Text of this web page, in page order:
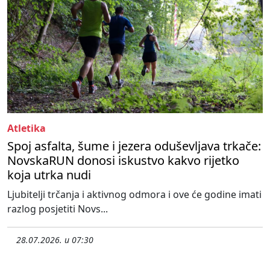
Atletika
Spoj asfalta, šume i jezera oduševljava trkače:
NovskaRUN donosi iskustvo kakvo rijetko
koja utrka nudi
Ljubitelji trčanja i aktivnog odmora i ove će godine imati
razlog posjetiti Novs...
28.07.2026. u 07:30